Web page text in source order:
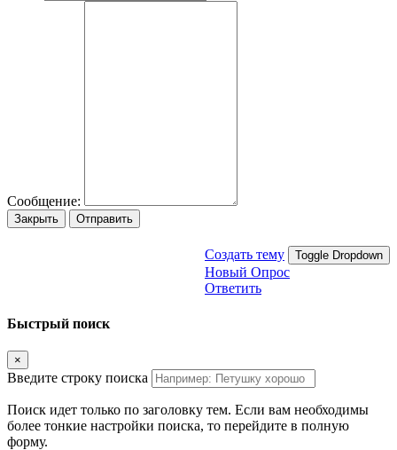
Сообщение:
Закрыть Отправить
Создать тему Toggle Dropdown
Новый Опрос
Ответить
Быстрый поиск
×
Введите строку поиска
Поиск идет только по заголовку тем. Если вам необходимы
более тонкие настройки поиска, то перейдите в полную
форму.